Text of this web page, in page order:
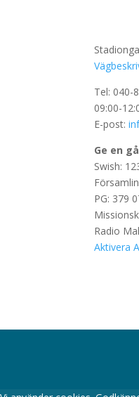
Tel: 040-
09:00-
E-post:
Ge en
Swish:
PG: 379
Radio
Aktivera